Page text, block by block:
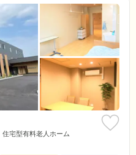
住宅型有料老人ホーム